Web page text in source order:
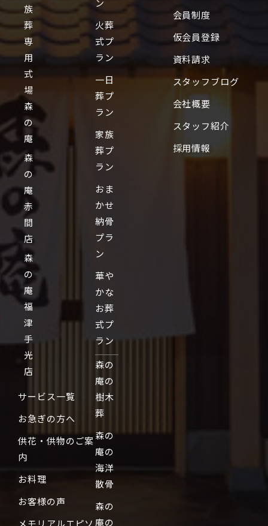
族
葬
専
用
式
場
森
の
庵
森
の
庵
赤
間
店
森
の
庵
福
津
手
光
店
サービス一覧
お急ぎの方へ
供花・供物のご案
内
お料理
お客様の声
メモリアルエピソ
ン
火葬
式プ
ラン
一日
葬プ
ラン
家族
葬プ
ラン
おま
かせ
納骨
プラ
ン
華や
かな
お葬
式プ
ラン
森の
庵の
樹木
葬
森の
庵の
海洋
散骨
森の
庵の
会員制度
仮会員登録
資料請求
スタッフブログ
会社概要
スタッフ紹介
採用情報